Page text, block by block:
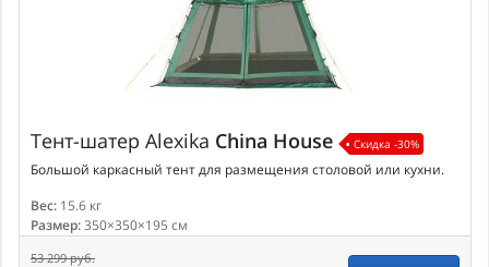
Тент-шатер Alexika China House Скидка -30%
Большой каркасный тент для размещения столовой или кухни.
Вес: 15.6 кг
Размер:350×350×195 см
53 299 руб.